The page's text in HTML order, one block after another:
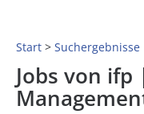
Start Suchergebnisse
Jobs von ifp